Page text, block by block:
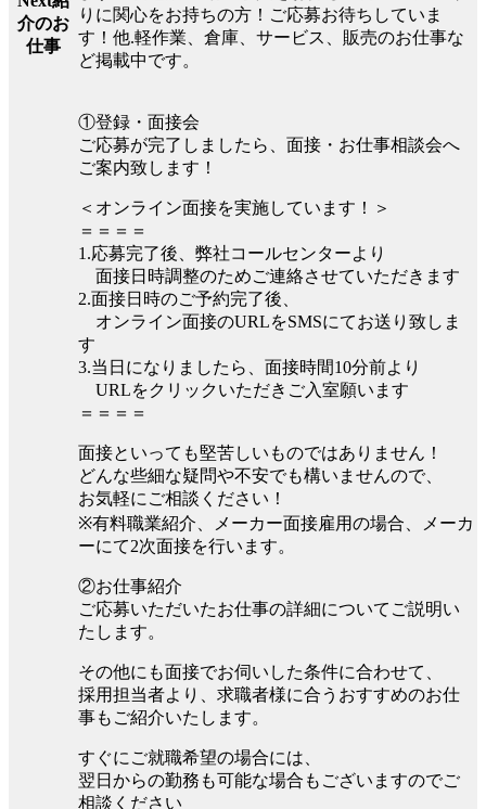
介のお
仕事
りに関心をお持ちの方！ご応募お待ちしていま
す！他.軽作業、倉庫、サービス、販売のお仕事な
ど掲載中です。
①登録・面接会
ご応募が完了しましたら、面接・お仕事相談会へ
ご案内致します！
＜オンライン面接を実施しています！＞
＝＝＝＝
1.応募完了後、弊社コールセンターより
面接日時調整のためご連絡させていただきます
2.面接日時のご予約完了後、
オンライン面接のURLをSMSにてお送り致しま
す
3.当日になりましたら、面接時間10分前より
URLをクリックいただきご入室願います
＝＝＝＝
面接といっても堅苦しいものではありません！
どんな些細な疑問や不安でも構いませんので、
お気軽にご相談ください！
※有料職業紹介、メーカー面接雇用の場合、メーカ
ーにて2次面接を行います。
②お仕事紹介
ご応募いただいたお仕事の詳細についてご説明い
たします。
その他にも面接でお伺いした条件に合わせて、
採用担当者より、求職者様に合うおすすめのお仕
事もご紹介いたします。
すぐにご就職希望の場合には、
翌日からの勤務も可能な場合もございますのでご
相談ください